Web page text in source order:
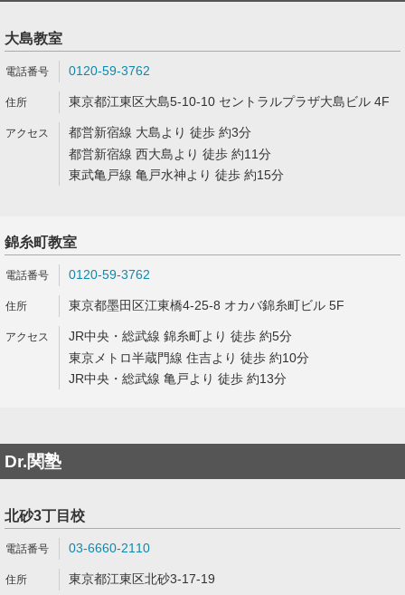
大島教室
0120-59-3762
東京都江東区大島5-10-10 セントラルプラザ大島ビル 4F
都営新宿線 大島より 徒歩 約3分
都営新宿線 西大島より 徒歩 約11分
東武亀戸線 亀戸水神より 徒歩 約15分
錦糸町教室
0120-59-3762
東京都墨田区江東橋4-25-8 オカバ錦糸町ビル 5F
JR中央・総武線 錦糸町より 徒歩 約5分
東京メトロ半蔵門線 住吉より 徒歩 約10分
JR中央・総武線 亀戸より 徒歩 約13分
Dr.関塾
北砂3丁目校
03-6660-2110
東京都江東区北砂3-17-19